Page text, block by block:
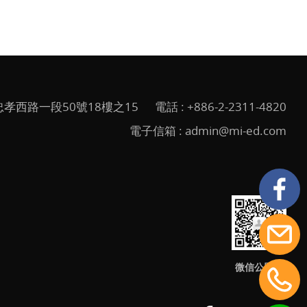
孝西路一段50號18樓之15 電話 : +886-2-2311-4820
電子信箱 : admin@mi-ed.com
微信公眾號